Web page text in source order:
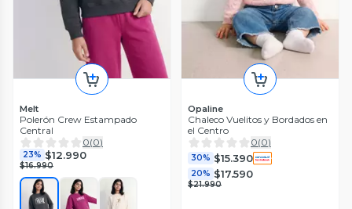
Melt
Polerón Crew Estampado
Central
0(0)
23% $12.990
$16.990
Opaline
Chaleco Vuelitos y Bordados en
el Centro
0(0)
30% $15.390
20% $17.590
$21.990